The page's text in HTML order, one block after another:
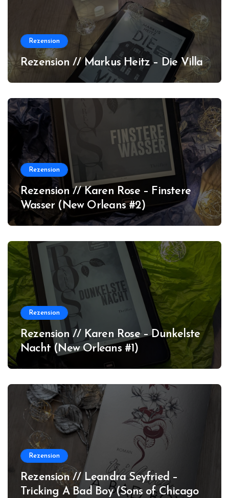
Rezension
Rezension // Markus Heitz – Die Villa
Rezension
Rezension // Karen Rose – Finstere
Wasser (New Orleans #2)
Rezension
Rezension // Karen Rose – Dunkelste
Nacht (New Orleans #1)
Rezension
Rezension // Leandra Seyfried –
Tricking A Bad Boy (Sons of Chicago